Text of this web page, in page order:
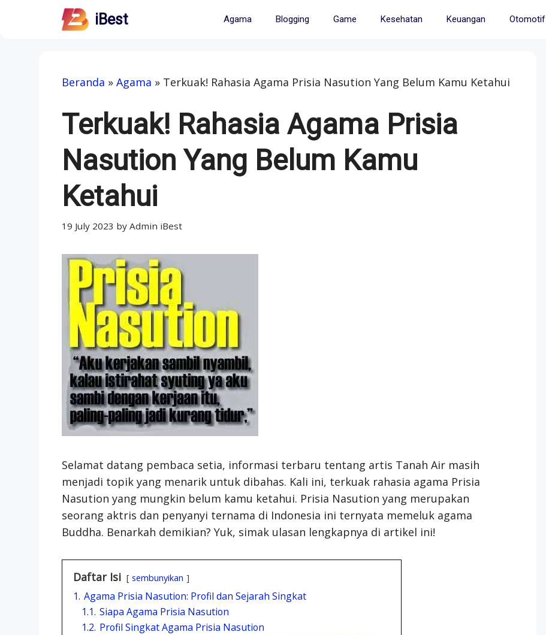
iBest Agama Blogging Game Kesehatan Keuangan Otomotif
Beranda » Agama » Terkuak! Rahasia Agama Prisia Nasution Yang Belum Kamu Ketahui
Terkuak! Rahasia Agama Prisia
Nasution Yang Belum Kamu
Ketahui
19 July 2023 by Admin iBest
Selamat datang pembaca setia, informasi terbaru tentang artis Tanah Air masih
menjadi topik yang menarik untuk dibahas. Kali ini, terkuak rahasia agama Prisia
Nasution yang mungkin belum kamu ketahui. Prisia Nasution yang merupakan
seorang aktris dan penyanyi ternama di Indonesia ini ternyata memeluk agama
Buddha. Benarkah demikian? Yuk, simak ulasan lengkapnya di artikel ini!
Daftar Isi sembunyikan
1. Agama Prisia Nasution: Profil dan Sejarah Singkat
1.1. Siapa Agama Prisia Nasution
1.2. Profil Singkat Agama Prisia Nasution